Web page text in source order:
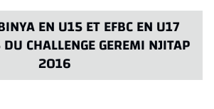
EN U15 ET EFBC EN U17
CHALLENGE GEREMI NJITAP
2016